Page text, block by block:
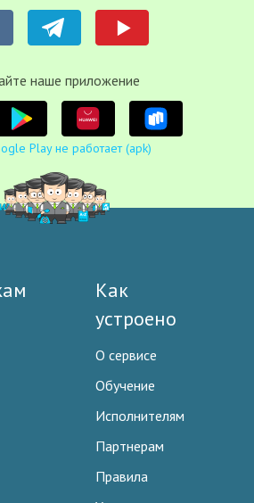
наше приложение
Play не работает (apk)
Как
устроено
О сервисе
Обучение
Исполнителям
Партнерам
Правила